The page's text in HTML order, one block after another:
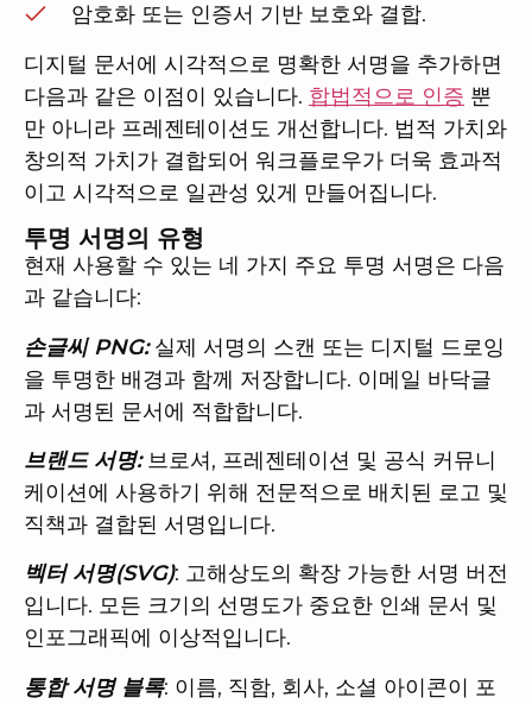
암호화 또는 인증서 기반 보호와 결합.
디지털 문서에 시각적으로 명확한 서명을 추가하면
다음과 같은 이점이 있습니다. 합법적으로 인증 뿐
만 아니라 프레젠테이션도 개선합니다. 법적 가치와
창의적 가치가 결합되어 워크플로우가 더욱 효과적
이고 시각적으로 일관성 있게 만들어집니다.
투명 서명의 유형
현재 사용할 수 있는 네 가지 주요 투명 서명은 다음
과 같습니다:
손글씨 PNG:실제 서명의 스캔 또는 디지털 드로잉
을 투명한 배경과 함께 저장합니다. 이메일 바닥글
과 서명된 문서에 적합합니다.
브랜드 서명:브로셔, 프레젠테이션 및 공식 커뮤니
케이션에 사용하기 위해 전문적으로 배치된 로고 및
직책과 결합된 서명입니다.
벡터 서명(SVG): 고해상도의 확장 가능한 서명 버전
입니다. 모든 크기의 선명도가 중요한 인쇄 문서 및
인포그래픽에 이상적입니다.
통합 서명 블록: 이름, 직함, 회사, 소셜 아이콘이 포